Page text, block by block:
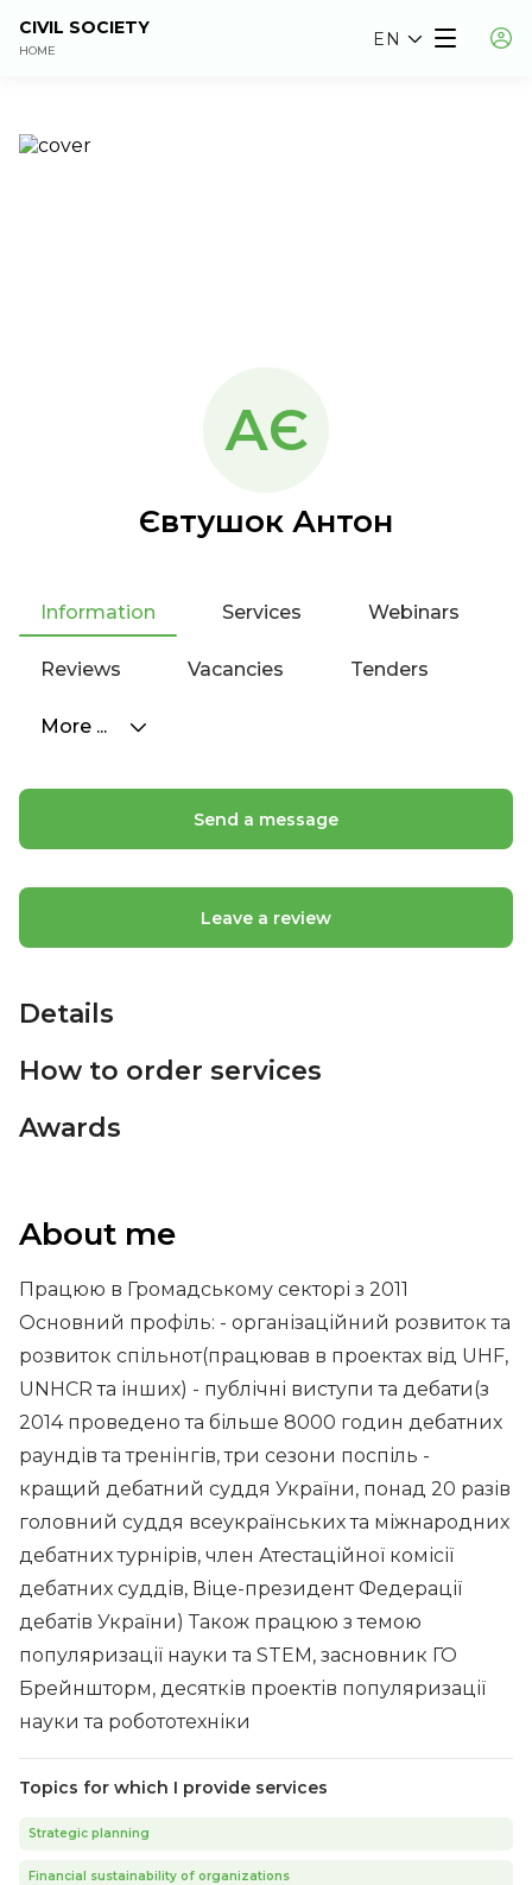
CIVIL SOCIETY
HOME
EN
АЄ
Євтушок Антон
Information Services Webinars
Reviews Vacancies Tenders
More ...
About me
Працюю в Громадському секторі з 2011
Основний профіль: - організаційний розвиток та
розвиток спільнот(працював в проектах від UHF,
UNHCR та інших) - публічні виступи та дебати(з
2014 проведено та більше 8000 годин дебатних
раундів та тренінгів, три сезони поспіль -
кращий дебатний суддя України, понад 20 разів
головний суддя всеукраїнських та міжнародних
дебатних турнірів, член Атестаційної комісії
дебатних суддів, Віце-президент Федерації
дебатів України) Також працюю з темою
популяризації науки та STEM, засновник ГО
Брейншторм, десятків проектів популяризації
науки та робототехніки
Topics for which I provide services
Strategic planning
Financial sustainability of organizations
Send a message
Leave a review
Details
How to order services
Awards